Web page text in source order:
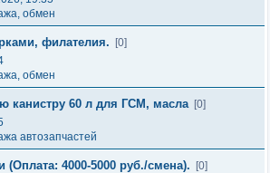
обмен
филателия.
[0]
обмен
канистру 60 л для ГСМ, масла [0]
автозапчастей
(Оплата: 4000-5000 руб./смена).
[0]